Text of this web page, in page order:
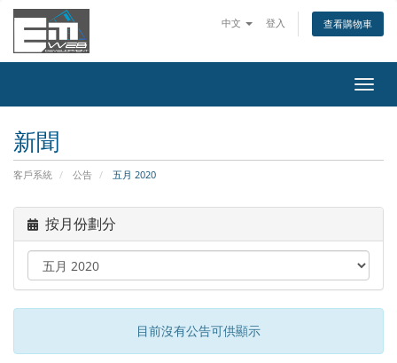
中文 登入 查看購物車
切
換
新聞
客戶系統 公告 五月 2020
按月份劃分
目前沒有公告可供顯示